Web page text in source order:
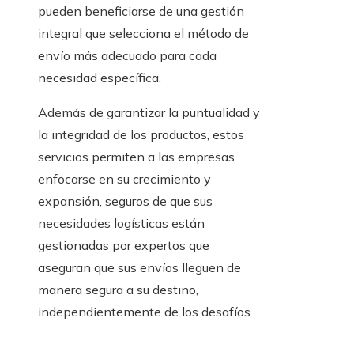
pueden beneficiarse de una gestión
integral que selecciona el método de
envío más adecuado para cada
necesidad específica.
Además de garantizar la puntualidad y
la integridad de los productos, estos
servicios permiten a las empresas
enfocarse en su crecimiento y
expansión, seguros de que sus
necesidades logísticas están
gestionadas por expertos que
aseguran que sus envíos lleguen de
manera segura a su destino,
independientemente de los desafíos.